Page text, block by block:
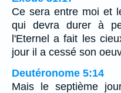
Ce sera entre moi et
qui devra durer à
l'Eternel a fait les
jour il a cessé son
Deutéronome 5:14
Mais le septième